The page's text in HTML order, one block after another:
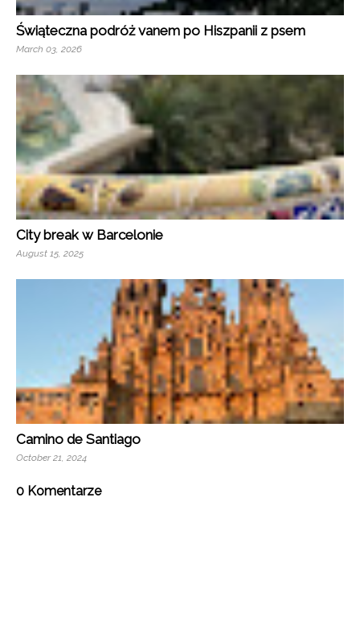
Świąteczna podróż vanem po Hiszpanii z psem
March 03, 2026
City break w Barcelonie
August 15, 2025
Camino de Santiago
October 21, 2024
0 Komentarze